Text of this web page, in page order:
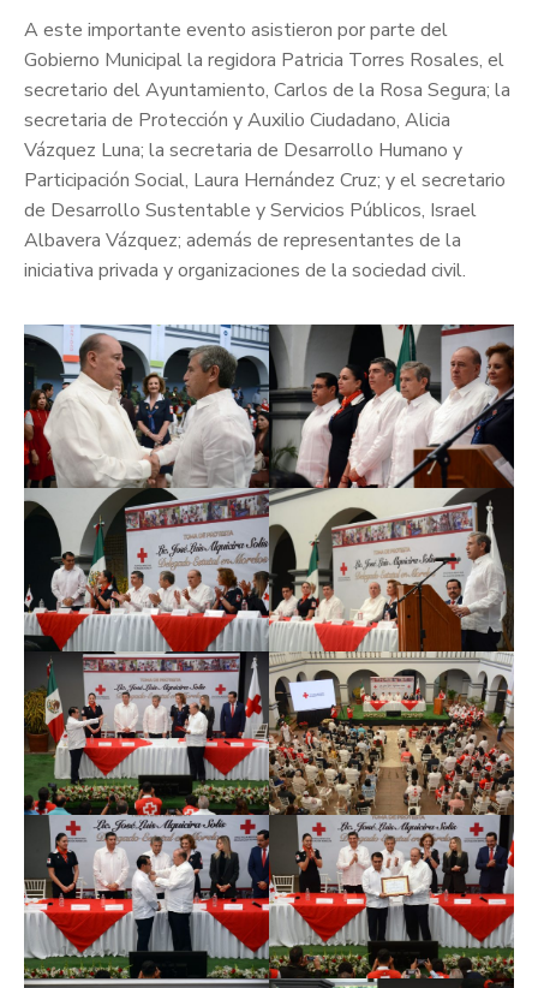
A este importante evento asistieron por parte del
Gobierno Municipal la regidora Patricia Torres Rosales, el
secretario del Ayuntamiento, Carlos de la Rosa Segura; la
secretaria de Protección y Auxilio Ciudadano, Alicia
Vázquez Luna; la secretaria de Desarrollo Humano y
Participación Social, Laura Hernández Cruz; y el secretario
de Desarrollo Sustentable y Servicios Públicos, Israel
Albavera Vázquez; además de representantes de la
iniciativa privada y organizaciones de la sociedad civil.